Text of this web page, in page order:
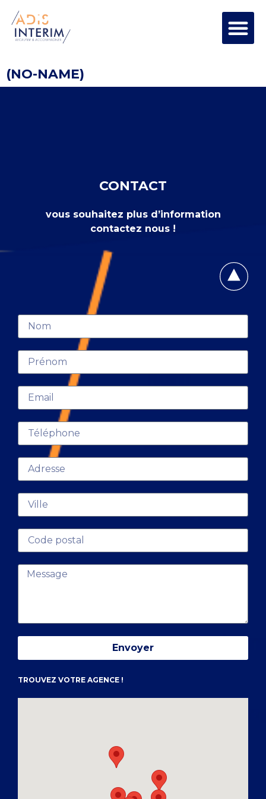
(NO-NAME)
CONTACT
vous souhaitez plus d’information
contactez nous !
Envoyer
TROUVEZ VOTRE AGENCE !